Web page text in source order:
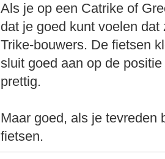
Als je op een Catrike of
dat je goed kunt voelen
Trike-bouwers. De fietsen
sluit goed aan op de
prettig.
Maar goed, als je tevreden
fietsen.